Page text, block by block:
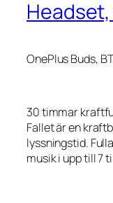
OnePlus Buds,
30 timmar
Fallet är en
lyssningstid.
musik i upp till 7